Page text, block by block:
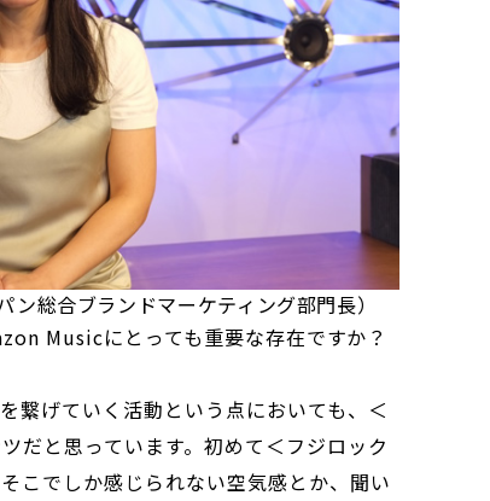
総合ブランドマーケティング部門長）
Musicにとっても重要な存在ですか？
繋げていく活動という点においても、＜
だと思っています。初めて＜フジロック
こでしか感じられない空気感とか、聞い